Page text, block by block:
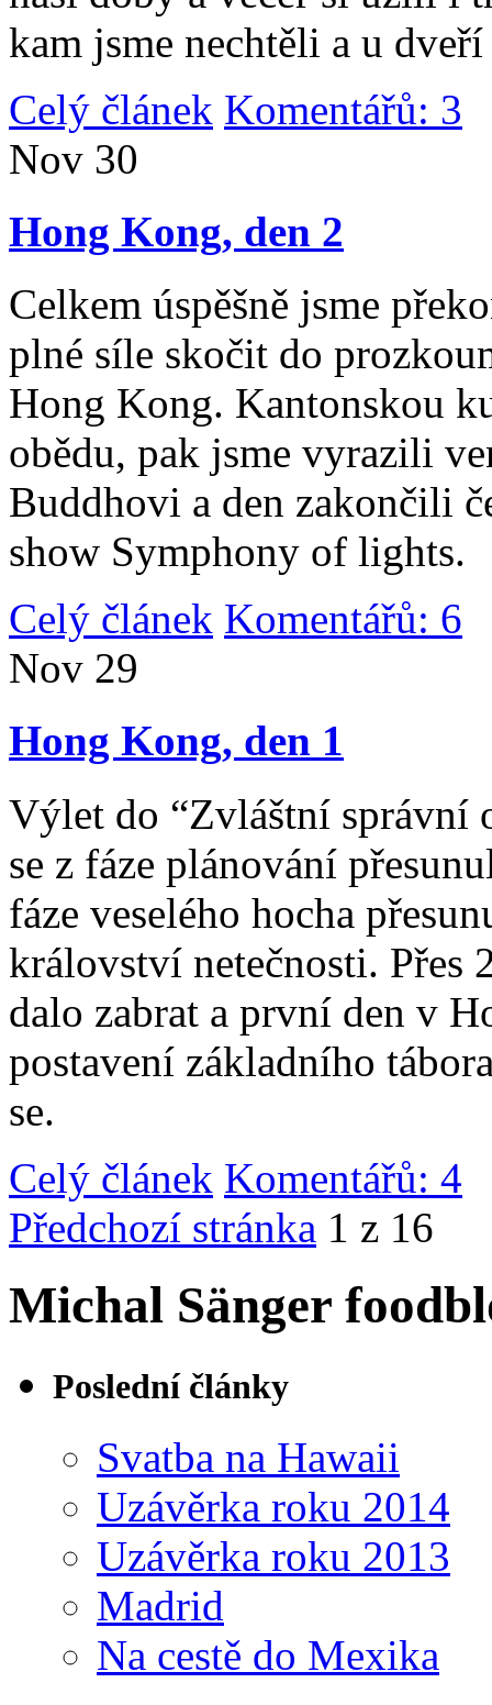
kam jsme nechtěli a u
Celý článek Komentářů: 3
Nov 30
Hong Kong, den 2
Celkem úspěšně jsme
plné síle skočit do
Hong Kong. Kantonskou
obědu, pak jsme vyrazili
Buddhovi a den zakončili
show Symphony of lights.
Celý článek Komentářů: 6
Nov 29
Hong Kong, den 1
Výlet do “Zvláštní správní
se z fáze plánování
fáze veselého hocha
království netečnosti. Přes
dalo zabrat a první den v
postavení základního
se.
Celý článek Komentářů: 4
Předchozí stránka 1 z 16
Michal Sänger
Poslední články
Svatba na Hawaii
Uzávěrka roku 2014
Uzávěrka roku 2013
Madrid
Na cestě do Mexika